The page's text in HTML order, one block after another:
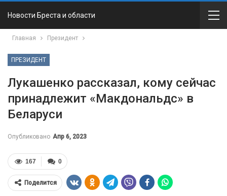
Новости Бреста и области
Главная Президент
ПРЕЗИДЕНТ
Лукашенко рассказал, кому сейчас
принадлежит «Макдональдс» в
Беларуси
Опубликовано Апр 6, 2023
0
167
Поделится